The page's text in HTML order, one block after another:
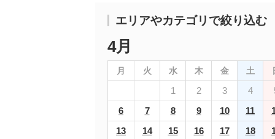
エリアやカテゴリで絞り込む
4月
月 火 水 木 金 土
1 2 3 4
6
7 8 9 10 11
13
14 15 16 17 18